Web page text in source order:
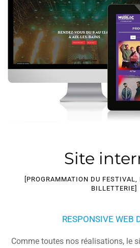
Site
[PROGRAMMATION DU FESTIVAL,
BILLETTERIE]
RESPONSIVE WEB
Comme toutes nos réalisations, le